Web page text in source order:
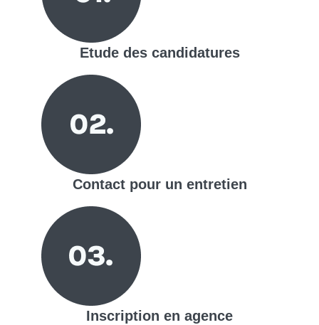
Etude des candidatures
Contact pour un entretien
Inscription en agence